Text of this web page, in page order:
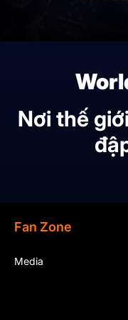
Nơi thế
Fan Zone
Media